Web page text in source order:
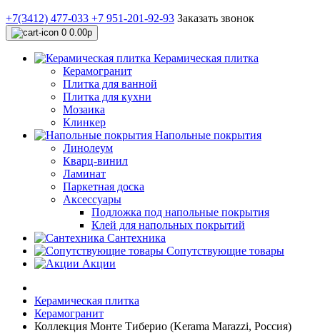
+7(3412) 477-033 +7 951-201-92-93 Заказать звонок
0 0.00р
Керамическая плитка
Керамогранит
Плитка для ванной
Плитка для кухни
Мозаика
Клинкер
Напольные покрытия
Линолеум
Кварц-винил
Ламинат
Паркетная доска
Аксессуары
Подложка под напольные покрытия
Клей для напольных покрытий
Сантехника
Сопутствующие товары
Акции
Керамическая плитка
Керамогранит
Коллекция Монте Тиберио (Kerama Marazzi, Россия)